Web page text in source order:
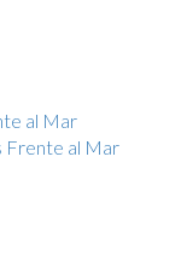
al Mar
Frente al Mar